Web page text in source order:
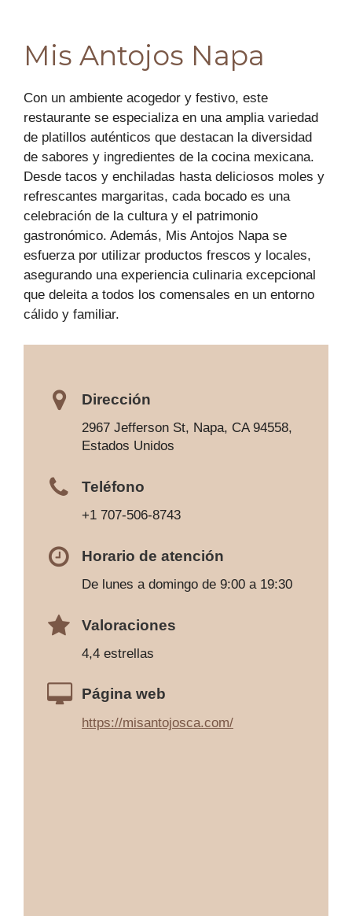
Mis Antojos Napa
Con un ambiente acogedor y festivo, este
restaurante se especializa en una amplia variedad
de platillos auténticos que destacan la diversidad
de sabores y ingredientes de la cocina mexicana.
Desde tacos y enchiladas hasta deliciosos moles y
refrescantes margaritas, cada bocado es una
celebración de la cultura y el patrimonio
gastronómico. Además, Mis Antojos Napa se
esfuerza por utilizar productos frescos y locales,
asegurando una experiencia culinaria excepcional
que deleita a todos los comensales en un entorno
cálido y familiar.
Dirección
2967 Jefferson St, Napa, CA 94558,
Estados Unidos
Teléfono
+1 707-506-8743
Horario de atención
De lunes a domingo de 9:00 a 19:30
Valoraciones
4,4 estrellas
Página web
https://misantojosca.com/